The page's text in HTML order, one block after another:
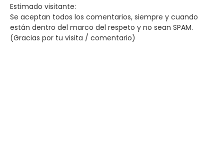
Estimado visitante:
Se aceptan todos los comentarios, siempre y cuando
están dentro del marco del respeto y no sean SPAM.
(Gracias por tu visita / comentario)